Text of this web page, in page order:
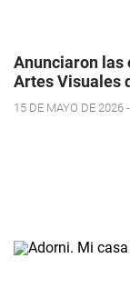
Anunciaron las
Artes Visuales
15 DE MAYO DE 2026